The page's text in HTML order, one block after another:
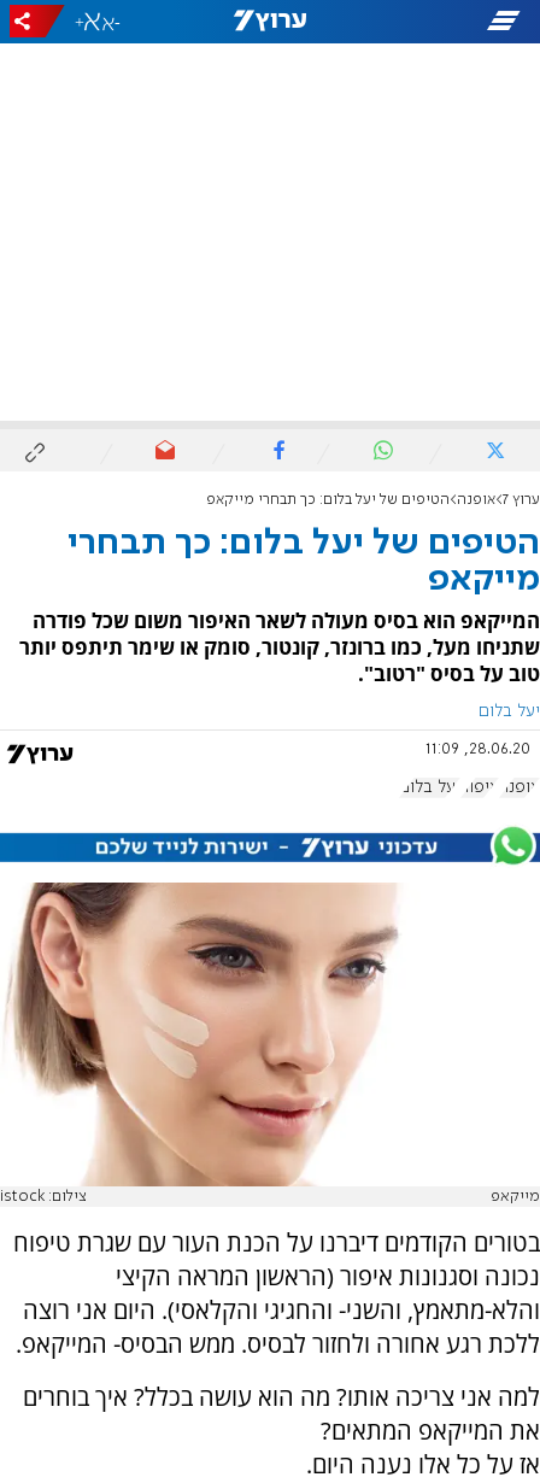
-
+
ערוץ 7 אופנה הטיפים של יעל בלום: כך תבחרי מייקאפ
הטיפים של יעל בלום: כך תבחרי
מייקאפ
המייקאפ הוא בסיס מעולה לשאר האיפור משום שכל פודרה
שתניחו מעל, כמו ברונזר, קונטור, סומק או שימר תיתפס יותר
טוב על בסיס "רטוב".
יעל בלום
28.06.20, 11:09
אופנה איפור יעל בלום
מייקאפ צילום: istock
בטורים הקודמים דיברנו על הכנת העור עם שגרת טיפוח
נכונה וסגנונות איפור (הראשון המראה הקיצי
והלא-מתאמץ, והשני- והחגיגי והקלאסי). היום אני רוצה
ללכת רגע אחורה ולחזור לבסיס. ממש הבסיס- המייקאפ.
למה אני צריכה אותו? מה הוא עושה בכלל? איך בוחרים
את המייקאפ המתאים?
אז על כל אלו נענה היום.